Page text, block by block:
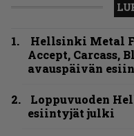
Hellsinki Metal
Accept, Carcass,
avauspäivän
Loppuvuoden
esiintyjät julki